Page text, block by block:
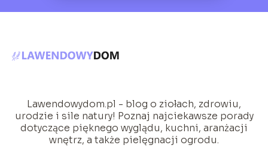
Lawendowydom.pl - blog o ziołach, zdrowiu,
urodzie i sile natury! Poznaj najciekawsze porady
dotyczące pięknego wyglądu, kuchni, aranżacji
wnętrz, a także pielęgnacji ogrodu.